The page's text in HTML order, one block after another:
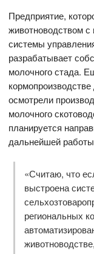
Предприятие,
животноводством с
системы
разрабатывает
молочного стада.
осмотрели
молочного
планируется
дальнейшей
«Считаю, что
выстроена
региональных